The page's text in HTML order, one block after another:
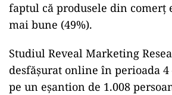
faptul că produsele din comerţ
mai bune (49%).
Studiul Reveal Marketing
desfăşurat online în perioada 4
pe un eşantion de 1.008